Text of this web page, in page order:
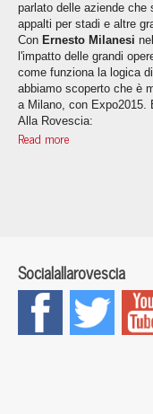
parlato delle aziende che
appalti per stadi e altre
Con Ernesto Milanesi
l'impatto delle grandi
come funziona la logica
abbiamo scoperto che è
a Milano, con
Alla Rovescia:
Read more
Socialallarovescia